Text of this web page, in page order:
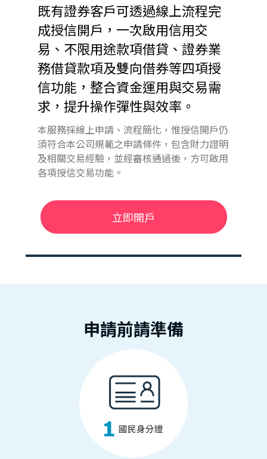
既有證券客戶可透過線上流程完
成授信開戶，一次啟用信用交
易、不限用途款項借貸、證券業
務借貸款項及雙向借券等四項授
信功能，整合資金運用與交易需
求，提升操作彈性與效率。
本服務採線上申請、流程簡化，惟授信開戶仍
須符合本公司規範之申請條件，包含財力證明
及相關交易經驗，並經審核通過後，方可啟用
各項授信交易功能。
立即開戶
申請前請準備